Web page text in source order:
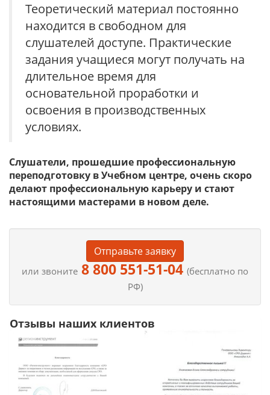
Теоретический материал постоянно
находится в свободном для
слушателей доступе. Практические
задания учащиеся могут получать на
длительное время для
основательной проработки и
освоения в производственных
условиях.
Слушатели, прошедшие профессиональную
переподготовку в Учебном центре, очень скоро
делают профессиональную карьеру и стают
настоящими мастерами в новом деле.
Отправьте заявку
или звоните 8 800 551-51-04 (бесплатно по
РФ)
Отзывы наших клиентов